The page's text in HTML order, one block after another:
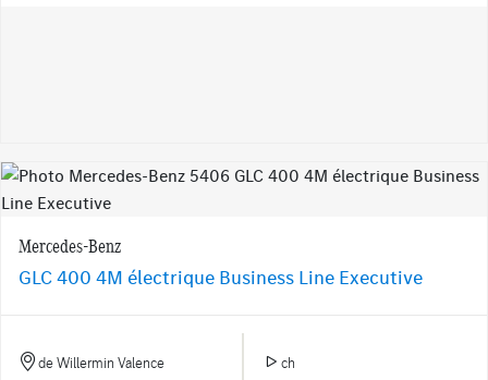
Mercedes-Benz
GLC 400 4M électrique Business Line Executive
de Willermin Valence ch